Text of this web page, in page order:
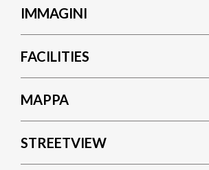
IMMAGINI
FACILITIES
MAPPA
STREETVIEW